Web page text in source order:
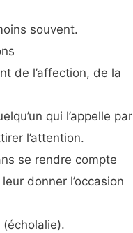
souvent.
de l’affection, de la
qui l’appelle par
l’attention.
se rendre compte
donner l’occasion